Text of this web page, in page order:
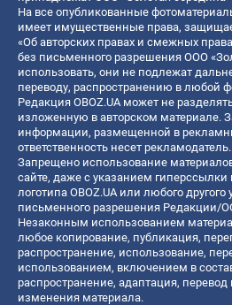
На все опубликованные
имеет имущественные права,
«Об авторских правах и смежных
без письменного разрешения ООО
использовать, они не подлежат
переводу, распространению в любой
Редакция OBOZ.UA может не
изложенную в авторском материале.
информации, размещенной в
ответственность несет рекламодатель.
Запрещено использование
сайте, даже с указанием гиперссылки
логотипа OBOZ.UA или любого
письменного разрешения Редакции/
Незаконным использованием
любое копирование, публикация,
распространение, использование,
использованием, включением в
распространение, адаптация,
изменения материала.